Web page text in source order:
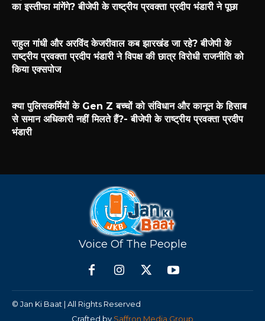
का इस्तीफा मांगेंगे? बीजेपी के राष्ट्रीय प्रवक्ता प्रदीप भंडारी ने पूछा
राहुल गांधी और अरविंद केजरीवाल कब झारखंड जा रहे? बीजेपी के
राष्ट्रीय प्रवक्ता प्रदीप भंडारी ने विपक्ष की छात्र विरोधी राजनीति को
किया एक्सपोज
क्या पुलिसकर्मियों के Gen Z बच्चों को संविधान और कानून के हिसाब
से समान अधिकारी नहीं मिलते हैं?- बीजेपी के राष्ट्रीय प्रवक्ता प्रदीप
भंडारी
Voice Of The People
© Jan Ki Baat | All Rights Reserved
Crafted by Saffron Media Group